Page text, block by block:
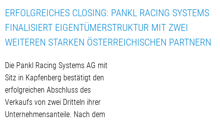
ERFOLGREICHES CLOSING: PANKL RACING SYSTEMS
FINALISIERT EIGENTÜMERSTRUKTUR MIT ZWEI
WEITEREN STARKEN ÖSTERREICHISCHEN PARTNERN
Die Pankl Racing Systems AG mit
Sitz in Kapfenberg bestätigt den
erfolgreichen Abschluss des
Verkaufs von zwei Dritteln ihrer
Unternehmensanteile. Nach dem